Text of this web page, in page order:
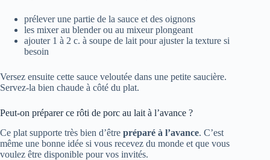
prélever une partie de la sauce et des oignons
les mixer au blender ou au mixeur plongeant
ajouter 1 à 2 c. à soupe de lait pour ajuster la texture si
besoin
Versez ensuite cette sauce veloutée dans une petite saucière.
Servez-la bien chaude à côté du plat.
Peut-on préparer ce rôti de porc au lait à l’avance ?
Ce plat supporte très bien d’être préparé à l’avance. C’est
même une bonne idée si vous recevez du monde et que vous
voulez être disponible pour vos invités.